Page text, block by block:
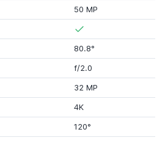
50 MP
80.8°
f/2.0
32 MP
4K
120°